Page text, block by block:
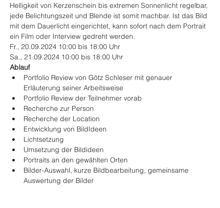
Helligkeit von Kerzenschein bis extremen Sonnenlicht regelbar,
jede Belichtungszeit und Blende ist somit machbar. Ist das Bild
mit dem Dauerlicht eingerichtet, kann sofort nach dem Portrait
ein Film oder Interview gedreht werden.
Fr., 20.09.2024 10:00 bis 18:00 Uhr
Sa., 21.09.2024 10:00 bis 18:00 Uhr
Ablauf
Portfolio Review von Götz Schleser mit genauer
Erläuterung seiner Arbeitsweise
Portfolio Review der Teilnehmer vorab
Recherche zur Person
Recherche der Location
Entwicklung von BildIdeen
Lichtsetzung
Umsetzung der Bildideen
Portraits an den gewählten Orten
Bilder-Auswahl, kurze Bildbearbeitung, gemeinsame
Auswertung der Bilder
FOODER